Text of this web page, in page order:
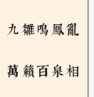
九雛鳴鳳亂
萬籟百泉相